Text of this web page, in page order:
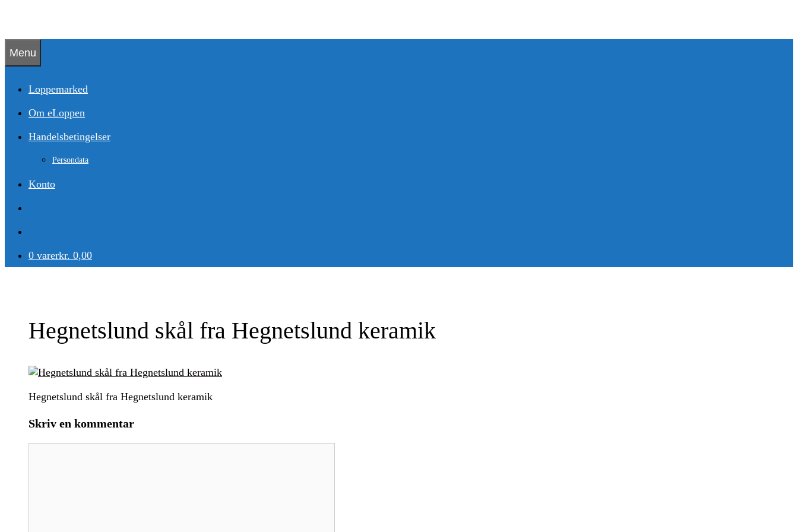
indhold
Menu
Loppemarked
Om eLoppen
Handelsbetingelser
Persondata
Konto
0 varerkr. 0,00
Hegnetslund skål fra Hegnetslund keramik
Hegnetslund skål fra Hegnetslund keramik
Skriv en kommentar